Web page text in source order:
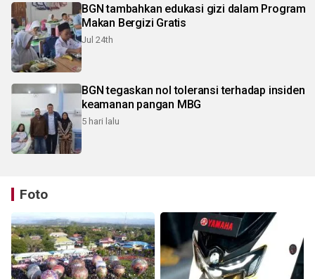
BGN tambahkan edukasi gizi dalam Program
Makan Bergizi Gratis
Jul 24th
BGN tegaskan nol toleransi terhadap insiden
keamanan pangan MBG
5 hari lalu
Foto